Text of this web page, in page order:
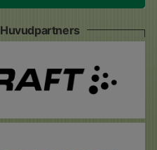
Huvudpartners